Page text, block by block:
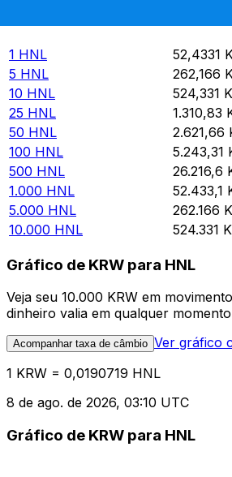
1 HNL 52,4331
5 HNL 262,166
10 HNL 524,331
25 HNL 1.310,83
50 HNL 2.621,66
100 HNL 5.243,31
500 HNL 26.216,6
1.000 HNL 52.433,1
5.000 HNL 262.166
10.000 HNL 524.331
Gráfico de KRW para HNL
Veja seu 10.000 KRW em
dinheiro valia em qualquer
Acompanhar taxa de câmbio Ver gráfico
1 KRW = 0,0190719 HNL
8 de ago. de 2026, 03:10 UTC
Gráfico de KRW para HNL